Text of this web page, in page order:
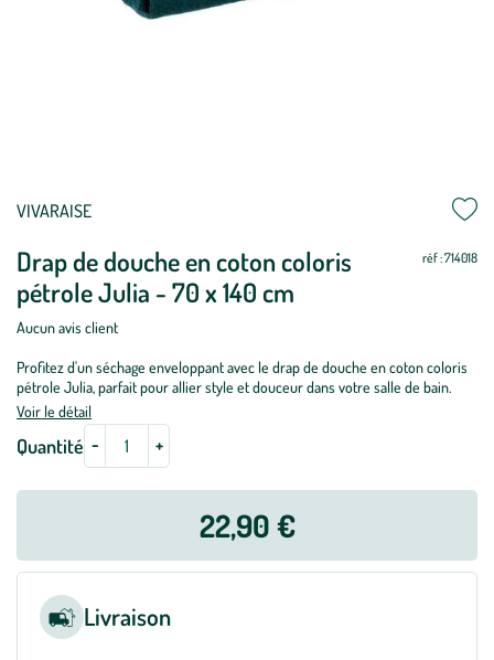
VIVARAISE
Drap de douche en coton coloris
pétrole Julia - 70 x 140 cm
réf : 714018
Aucun avis client
Profitez d'un séchage enveloppant avec le drap de douche en coton coloris
pétrole Julia, parfait pour allier style et douceur dans votre salle de bain.
Voir le détail
Quantité
Mettre
jour
-
Mettre
jour
+
22,90 €
Livraison